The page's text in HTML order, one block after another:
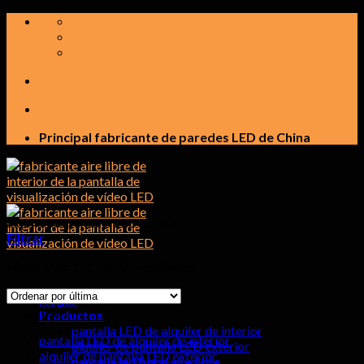
saltar
contenido
Principal fabricante de paredes LED de China
Hogar
Productos
pantalla LED de alquiler de interior
alquiler de pantalla LED exterior
alquiler de pantalla LED exterior
Filtrar
Categorías
pantalla LED de alquiler de interior
alquiler de pantalla LED exterior